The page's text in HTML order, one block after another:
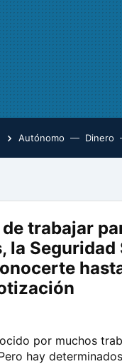
Autónomo Dinero
trabajar
la Seguridad
por muchos
hay